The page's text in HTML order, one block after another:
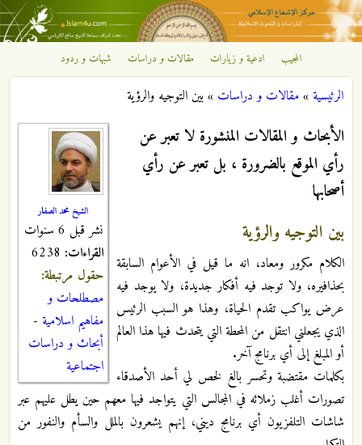
تجاوز إلى المحتوى الرئيسي
مركز
الإشعاع
الإسلامي
المجيب ادعية و زيارات مقالات و دراسات شبهات و ردود
أنت هنا
الرئيسية»مقالات و دراسات »بين التوجيه والرؤية
الشيخ محمد الصفار
نشر قبل 6 سنوات
القراءات:
حقول مرتبطة:
مصطلحات و
مفاهيم اسلامية -
أبحاث و دراسات
اجتماعية
الأبحاث و المقالات المنشورة لا تعبر عن
رأي الموقع بالضرورة ، بل تعبر عن رأي
أصحابها
بين التوجيه والرؤية
الكلام مكرور ومعاد، انه ما قيل في الأعوام السابقة
بحذافيره، ولا توجد فيه أفكار جديدة، ولا يوجد فيه
عرض يواكب تقدم الحياة، وهذا هو السبب الرئيس
الذي يجعلني انتقل من المحطة التي يتحدث فيها هذا العالم
أو المبلغ إلى أي برنامج آخر.
بكلمات مقتضبة وتحسر بالغ لخص لي أحد الأصدقاء
تصورات أغلب زملائه في المجالس التي يتواجد فيها معهم حين يطل عليهم عبر
شاشات التلفزيون أي برنامج ديني، إنهم يشعرون بالملل والسأم والنفور من